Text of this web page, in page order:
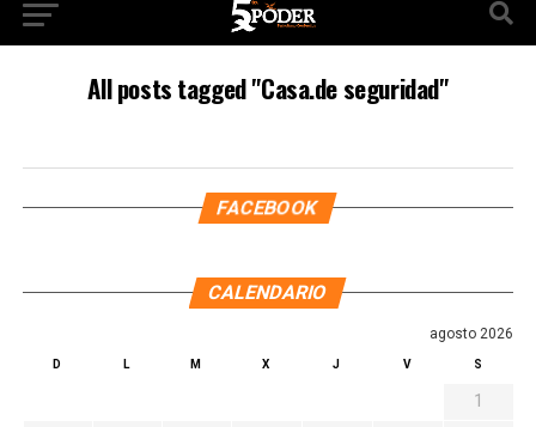
All posts tagged "Casa.de seguridad"
FACEBOOK
CALENDARIO
agosto 2026
D L M X J V S
1